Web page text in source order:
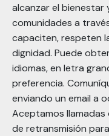
alcanzar el bienestar
comunidades a
capaciten, respeten
dignidad. Puede
idiomas, en letra
preferencia.
enviando un email a
Aceptamos
de retransmisión